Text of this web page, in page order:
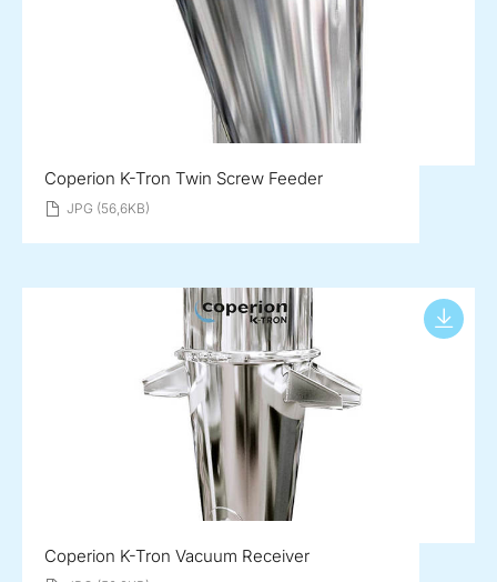
Coperion K-Tron Twin Screw Feeder
JPG (56,6KB)
Coperion K-Tron Vacuum Receiver